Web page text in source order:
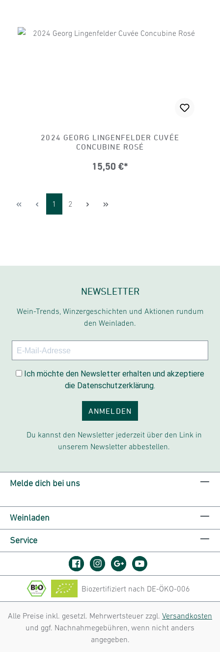
2024 GEORG LINGENFELDER CUVÉE
CONCUBINE ROSÉ
15,50 €*
Seite
1 Seite
2
NEWSLETTER
Wein-Trends, Winzergeschichten und Aktionen rundum
den Weinladen.
Ich möchte den Newsletter erhalten und akzeptiere
die Datenschutzerklärung.
ANMELDEN
Du kannst den Newsletter jederzeit über den Link in
unserem Newsletter abbestellen.
Melde dich bei uns
Weinladen
Service
Biozertifiziert nach DE-ÖKO-006
Alle Preise inkl. gesetzl. Mehrwertsteuer zzgl. Versandkosten
und ggf. Nachnahmegebühren, wenn nicht anders
angegeben.